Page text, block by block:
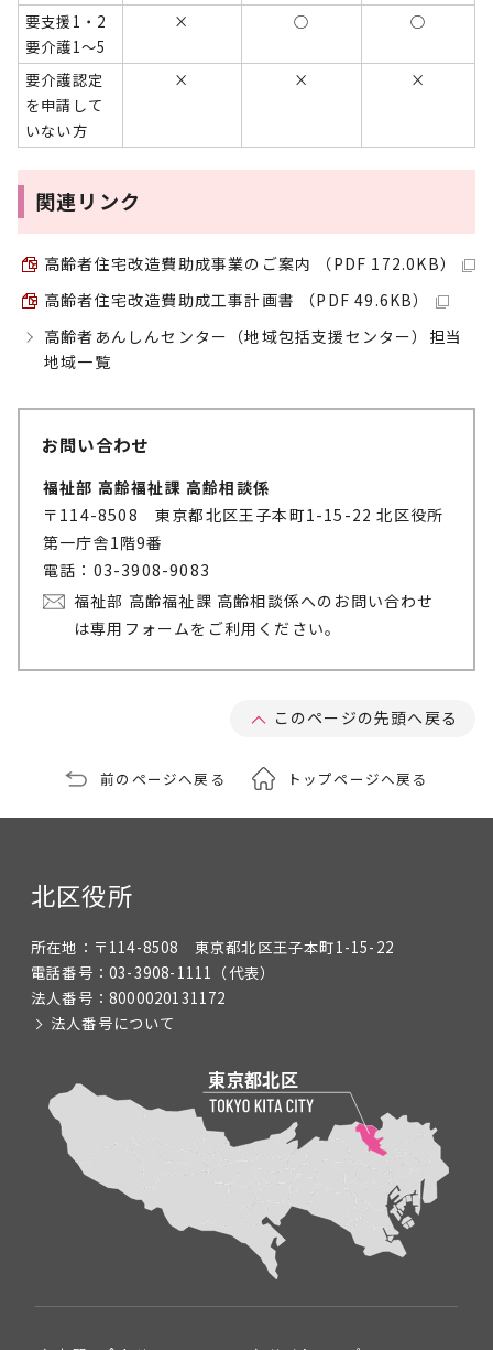
要支援1・2
要介護1～5
× ○ ○
要介護認定
を申請して
いない方
× × ×
関連リンク
高齢者住宅改造費助成事業のご案内 （PDF 172.0KB）
高齢者住宅改造費助成工事計画書 （PDF 49.6KB）
高齢者あんしんセンター（地域包括支援センター）担当
地域一覧
お問い合わせ
福祉部 高齢福祉課 高齢相談係
〒114-8508 東京都北区王子本町1-15-22 北区役所
第一庁舎1階9番
電話：03-3908-9083
福祉部 高齢福祉課 高齢相談係へのお問い合わせ
は専用フォームをご利用ください。
このページの先頭へ戻る
前のページへ戻る トップページへ戻る
北区役所
所在地： 〒114-8508 東京都北区王子本町1-15-22
電話番号： 03-3908-1111 （代表）
法人番号： 8000020131172
法人番号について